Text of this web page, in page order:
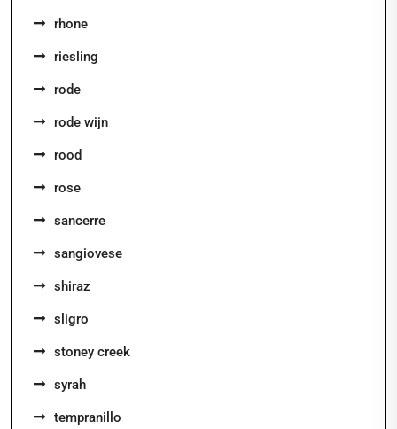
rhone
riesling
rode
rode wijn
rood
rose
sancerre
sangiovese
shiraz
sligro
stoney creek
syrah
tempranillo